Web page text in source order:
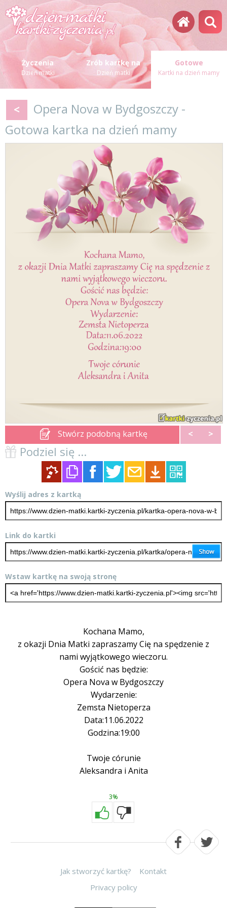
Życzenia
Dzień matki
Zrób kartkę na
Dzień matki
Gotowe
Kartki na dzień mamy
<
Opera Nova w Bydgoszczy -
Gotowa kartka na dzień mamy
Stwórz podobną kartkę < >
Podziel się ...
Wyślij adres z kartką
Link do kartki
Wstaw kartkę na swoją stronę
Kochana Mamo,
z okazji Dnia Matki zapraszamy Cię na spędzenie z
nami wyjątkowego wieczoru.
Gościć nas będzie:
Opera Nova w Bydgoszczy
Wydarzenie:
Zemsta Nietoperza
Data:11.06.2022
Godzina:19:00
Twoje córunie
Aleksandra i Anita
3%
Jak stworzyć kartkę?
Kontakt
Privacy policy